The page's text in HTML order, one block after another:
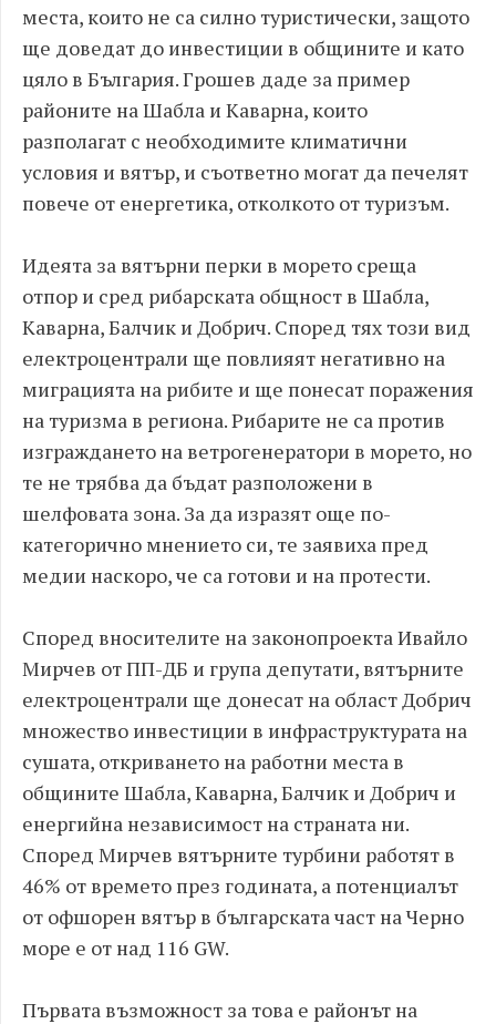
места, които не са силно туристически, защото
ще доведат до инвестиции в общините и като
цяло в България. Грошев даде за пример
районите на Шабла и Каварна, които
разполагат с необходимите климатични
условия и вятър, и съответно могат да печелят
повече от енергетика, отколкото от туризъм.
Идеята за вятърни перки в морето среща
отпор и сред рибарската общност в Шабла,
Каварна, Балчик и Добрич. Според тях този вид
електроцентрали ще повлияят негативно на
миграцията на рибите и ще понесат поражения
на туризма в региона. Рибарите не са против
изграждането на ветрогенератори в морето, но
те не трябва да бъдат разположени в
шелфовата зона. За да изразят още по-
категорично мнението си, те заявиха пред
медии наскоро, че са готови и на протести.
Според вносителите на законопроекта Ивайло
Мирчев от ПП-ДБ и група депутати, вятърните
електроцентрали ще донесат на област Добрич
множество инвестиции в инфраструктурата на
сушата, откриването на работни места в
общините Шабла, Каварна, Балчик и Добрич и
енергийна независимост на страната ни.
Според Мирчев вятърните турбини работят в
46% от времето през годината, а потенциалът
от офшорен вятър в българската част на Черно
море е от над 116 GW.
Първата възможност за това е районът на